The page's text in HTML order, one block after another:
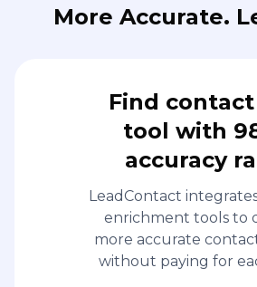
More Accurate.
Find contact
tool with
accuracy
LeadContact
enrichment tools to
more accurate
without paying for